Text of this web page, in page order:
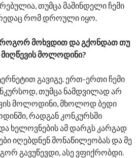
თუმცა მაშინდელი ჩემი
რომ დროული იყო.
როგორ მოხვდით და გქონდათ თუ
მიღწევის მოლოდინი?
გავიგე. ერთ-ერთი ჩემი
თუმცა ნამდვილად არ
მოლოდინი, მხოლოდ ბედი
რადგან კონკურსში
ხელოვნების ამ დარგს კარგად
იღებდნენ მონაწილეობას და მე
გავუწევდი, ასე ვფიქრობდი.